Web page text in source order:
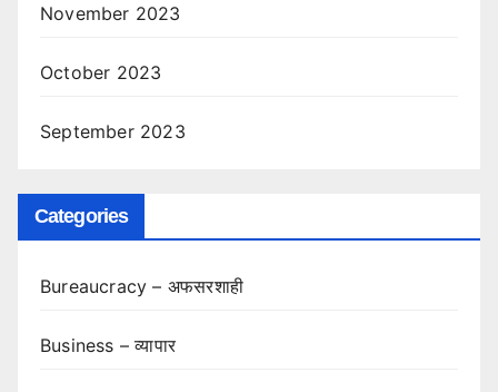
November 2023
October 2023
September 2023
Categories
Bureaucracy – अफसरशाही
Business – व्यापार